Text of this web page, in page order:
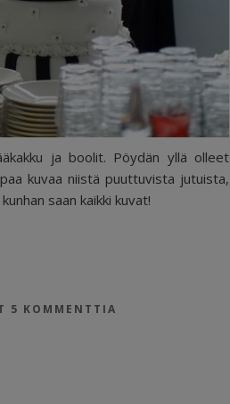
ja boolit. Pöydän yllä olleet
kuvaa niistä puuttuvista jutuista,
saan kaikki kuvat!
5 KOMMENTTIA